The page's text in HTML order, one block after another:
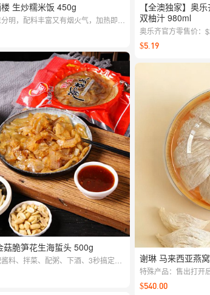
楼 生炒糯米饭 450g
明，配料丰富又有烟火气，加热即
一碗就满足。
菇脆笋花生海蜇头 500g
料、拌菜、配粥、下酒、3秒搞定，
卡0负担懒人必备海洋美味。
【全澳独家】奥
双柚汁 980ml
奥乐齐官方零售价：
装箱和海运成本：
价：$5.19 毛利率：
配送，损耗和人事，
$5.19
谢琳 马来西亚燕
特殊产品：售出打开
$540.00